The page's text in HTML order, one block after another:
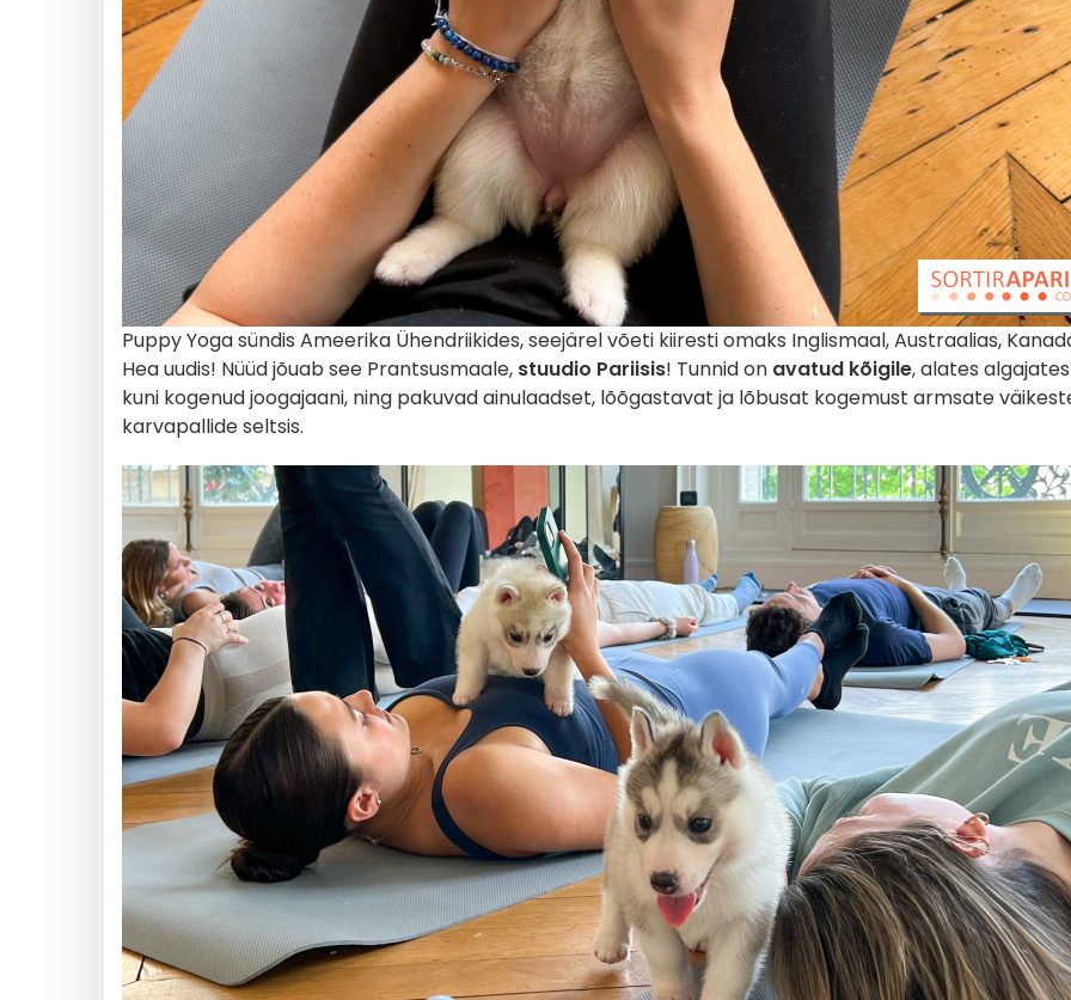
Puppy Yoga sündis Ameerika Ühendriikides, seejärel võeti kiiresti omaks Inglismaal, Austraalias,
Hea uudis! Nüüd jõuab see Prantsusmaale, stuudio Pariisis! Tunnid on avatud kõigile, alates
kuni kogenud joogajaani, ning pakuvad ainulaadset, lõõgastavat ja lõbusat kogemust armsate
karvapallide seltsis.